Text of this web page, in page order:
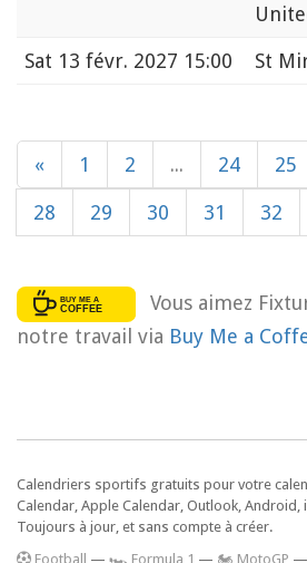
Sat 13 févr. 2027 15:00 St
« 1 2 ... 24 25
28 29 30 31 32
Vous aimez
notre travail via Buy Me a
Calendriers sportifs gratuits pour votre
Calendar, Apple Calendar, Outlook, Android,
Toujours à jour, et sans compte à créer.
Football — 🏎️ Formula 1 — 🏍 MotoGP —